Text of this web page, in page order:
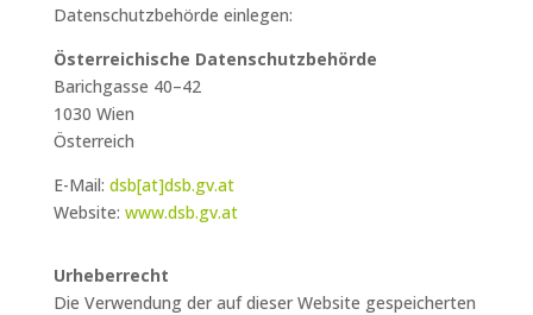
Datenschutzbehörde einlegen:
Österreichische Datenschutzbehörde
Barichgasse 40–42
1030 Wien
Österreich
E-Mail: dsb[at]dsb.gv.at
Website: www.dsb.gv.at
Urheberrecht
Die Verwendung der auf dieser Website gespeicherten